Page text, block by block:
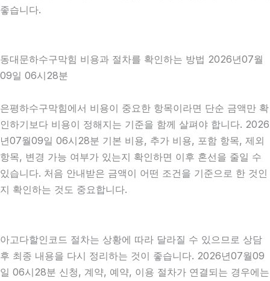
좋습니다.
동대문하수구막힘 비용과 절차를 확인하는 방법 2026년07월
09일 06시28분
은평하수구막힘에서 비용이 중요한 항목이라면 단순 금액만 확
인하기보다 비용이 정해지는 기준을 함께 살펴야 합니다. 2026
년07월09일 06시28분 기본 비용, 추가 비용, 포함 항목, 제외
항목, 변경 가능 여부가 있는지 확인하면 이후 혼선을 줄일 수
있습니다. 처음 안내받은 금액이 어떤 조건을 기준으로 한 것인
지 확인하는 것도 중요합니다.
아고다할인코드 절차는 상황에 따라 달라질 수 있으므로 상담
후 최종 내용을 다시 정리하는 것이 좋습니다. 2026년07월09
일 06시28분 신청, 계약, 예약, 이용 절차가 연결되는 경우에는